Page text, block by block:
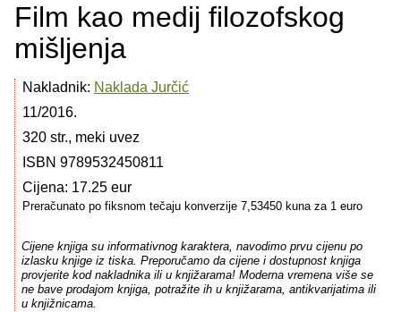
Film kao medij filozofskog
mišljenja
Nakladnik: Naklada Jurčić
11/2016.
320 str., meki uvez
ISBN 9789532450811
Cijena: 17.25 eur
Preračunato po fiksnom tečaju konverzije 7,53450 kuna za 1 euro
Cijene knjiga su informativnog karaktera, navodimo prvu cijenu po
izlasku knjige iz tiska. Preporučamo da cijene i dostupnost knjiga
provjerite kod nakladnika ili u knjižarama! Moderna vremena više se
ne bave prodajom knjiga, potražite ih u knjižarama, antikvarijatima ili
u knjižnicama.